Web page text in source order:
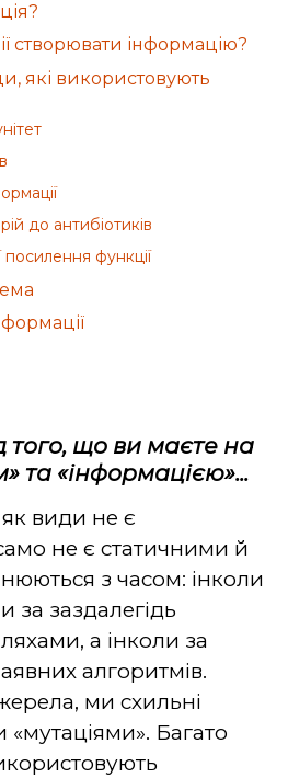
створювати інформацію?
які використовують
до антибіотиків
посилення функції
того, що ви маєте на
та «інформацією»...
види не є
не є статичними й
з часом: інколи
за заздалегідь
а інколи за
алгоритмів.
ми схильні
«мутаціями». Багато